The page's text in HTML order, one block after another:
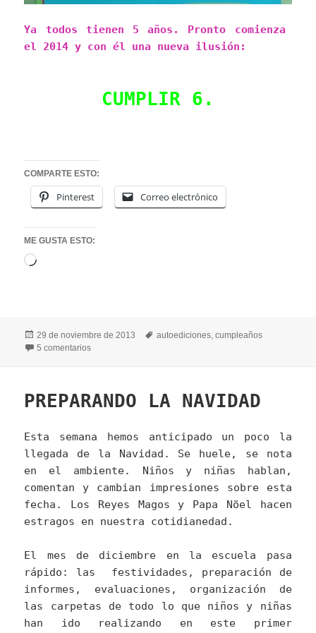
Ya todos tienen 5 años. Pronto comienza
el 2014 y con él una nueva ilusión:
CUMPLIR 6.
COMPARTE ESTO:
Pinterest Correo electrónico
ME GUSTA ESTO:
Cargando...
Publicado
el
29 de noviembre de 2013 Etiquetas
autoediciones ,cumpleaños
5 comentariosen EL LIBRO DE LOS CUMPLEAÑOS
PREPARANDO LA NAVIDAD
Esta semana hemos anticipado un poco la
llegada de la Navidad. Se huele, se nota
en el ambiente. Niños y niñas hablan,
comentan y cambian impresiones sobre esta
fecha. Los Reyes Magos y Papa Nöel hacen
estragos en nuestra cotidianedad.
El mes de diciembre en la escuela pasa
rápido: las festividades, preparación de
informes, evaluaciones, organización de
las carpetas de todo lo que niños y niñas
han ido realizando en este primer